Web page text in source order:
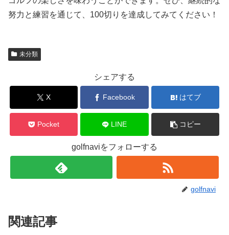
努力と練習を通じて、100切りを達成してみてください！
未分類
シェアする
X Facebook はてブ
Pocket LINE コピー
golfnaviをフォローする
golfnavi
関連記事